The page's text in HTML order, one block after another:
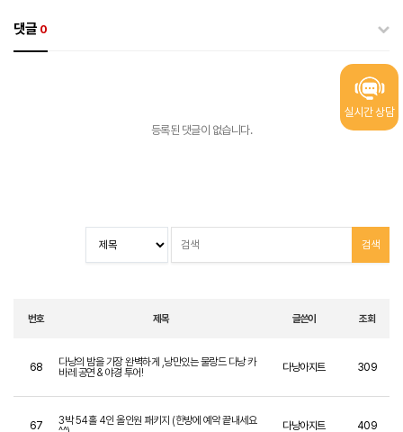
댓글 0
등록된 댓글이 없습니다.
번호 제목 글쓴이 조회
68
다낭의 밤을 가장 완벽하게 ,낭만있는 물랑드 다낭 카
바레 공연 & 야경 투어!
다낭아지트 309
67
3박 54홀 4인 올인원 패키지 (한방에 예약 끝내세요
다낭아지트 409
실시간 상담